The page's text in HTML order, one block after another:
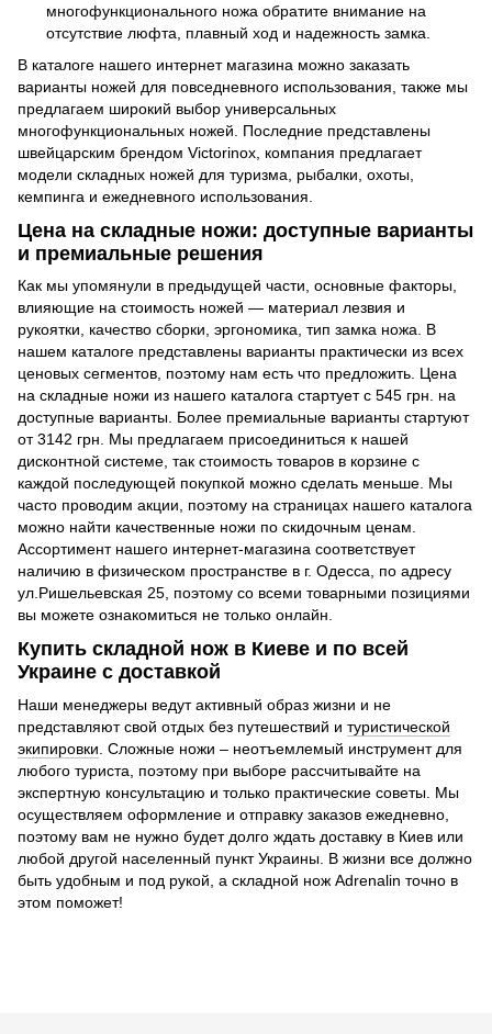
многофункционального ножа обратите внимание на
отсутствие люфта, плавный ход и надежность замка.
В каталоге нашего интернет магазина можно заказать
варианты ножей для повседневного использования, также мы
предлагаем широкий выбор универсальных
многофункциональных ножей. Последние представлены
швейцарским брендом Victorinox, компания предлагает
модели складных ножей для туризма, рыбалки, охоты,
кемпинга и ежедневного использования.
Цена на складные ножи: доступные варианты
и премиальные решения
Как мы упомянули в предыдущей части, основные факторы,
влияющие на стоимость ножей — материал лезвия и
рукоятки, качество сборки, эргономика, тип замка ножа. В
нашем каталоге представлены варианты практически из всех
ценовых сегментов, поэтому нам есть что предложить. Цена
на складные ножи из нашего каталога стартует с 545 грн. на
доступные варианты. Более премиальные варианты стартуют
от 3142 грн. Мы предлагаем присоединиться к нашей
дисконтной системе, так стоимость товаров в корзине с
каждой последующей покупкой можно сделать меньше. Мы
часто проводим акции, поэтому на страницах нашего каталога
можно найти качественные ножи по скидочным ценам.
Ассортимент нашего интернет-магазина соответствует
наличию в физическом пространстве в г. Одесса, по адресу
ул.Ришельевская 25, поэтому со всеми товарными позициями
вы можете ознакомиться не только онлайн.
Купить складной нож в Киеве и по всей
Украине с доставкой
Наши менеджеры ведут активный образ жизни и не
представляют свой отдых без путешествий и туристической
экипировки . Сложные ножи – неотъемлемый инструмент для
любого туриста, поэтому при выборе рассчитывайте на
экспертную консультацию и только практические советы. Мы
осуществляем оформление и отправку заказов ежедневно,
поэтому вам не нужно будет долго ждать доставку в Киев или
любой другой населенный пункт Украины. В жизни все должно
быть удобным и под рукой, а складной нож Adrenalin точно в
этом поможет!